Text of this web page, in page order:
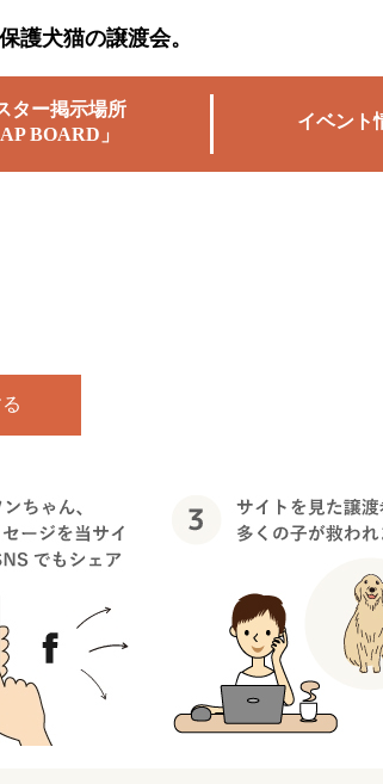
護犬猫の譲渡会。
ター掲示場所
AP BOARD」
イベント